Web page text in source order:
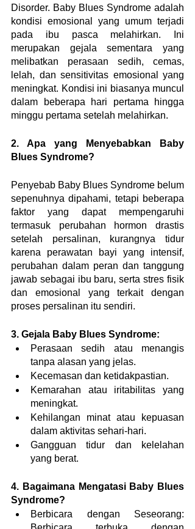
Disorder. Baby Blues Syndrome adalah
kondisi emosional yang umum terjadi
pada ibu pasca melahirkan. Ini
merupakan gejala sementara yang
melibatkan perasaan sedih, cemas,
lelah, dan sensitivitas emosional yang
meningkat. Kondisi ini biasanya muncul
dalam beberapa hari pertama hingga
minggu pertama setelah melahirkan.
2. Apa yang Menyebabkan Baby
Blues Syndrome?
Penyebab Baby Blues Syndrome belum
sepenuhnya dipahami, tetapi beberapa
faktor yang dapat mempengaruhi
termasuk perubahan hormon drastis
setelah persalinan, kurangnya tidur
karena perawatan bayi yang intensif,
perubahan dalam peran dan tanggung
jawab sebagai ibu baru, serta stres fisik
dan emosional yang terkait dengan
proses persalinan itu sendiri.
3. Gejala Baby Blues Syndrome:
Perasaan sedih atau menangis
tanpa alasan yang jelas.
Kecemasan dan ketidakpastian.
Kemarahan atau iritabilitas yang
meningkat.
Kehilangan minat atau kepuasan
dalam aktivitas sehari-hari.
Gangguan tidur dan kelelahan
yang berat.
4. Bagaimana Mengatasi Baby Blues
Syndrome?
Berbicara dengan Seseorang: